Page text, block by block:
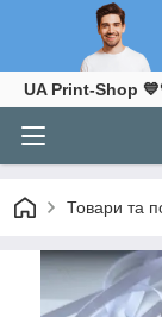
UA Print-Shop
Товари та